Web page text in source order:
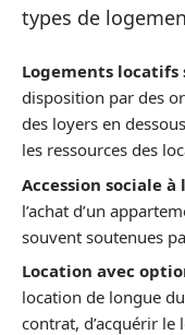
types de
Logements locatifs
disposition par des
des loyers en
les ressources des
Accession sociale
l’achat d’un
souvent soutenues
Location avec
location de longue
contrat, d’acquérir le